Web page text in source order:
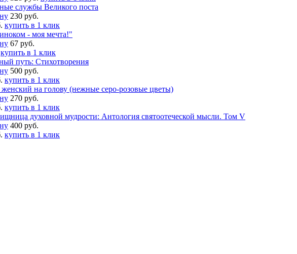
службы Великого поста
230 руб.
купить в 1 клик
- моя мечта!"
67 руб.
купить в 1 клик
путь: Стихотворения
500 руб.
купить в 1 клик
на голову (нежные серо-розовые цветы)
270 руб.
купить в 1 клик
духовной мудрости: Антология святоотеческой мысли. Том V
400 руб.
купить в 1 клик